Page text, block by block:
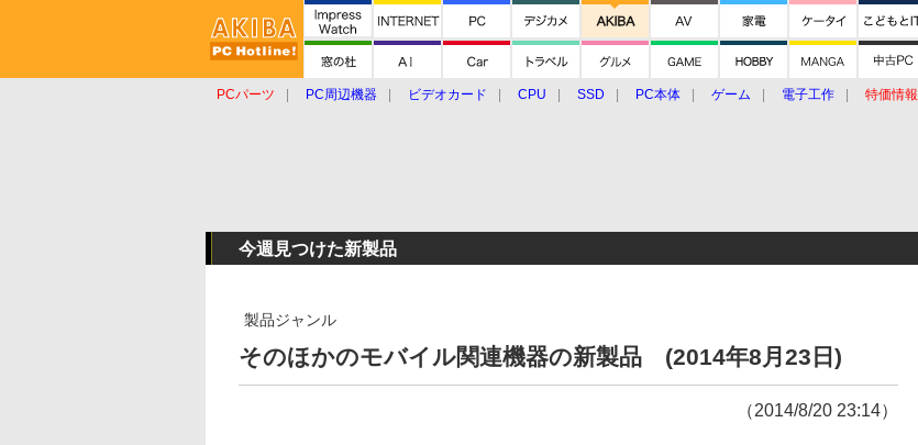
PCパーツ PC周辺機器 ビデオカード CPU SSD PC本体 ゲーム 電子工作 特価情報
今週見つけた新製品
製品ジャンル
そのほかのモバイル関連機器の新製品 (2014年8月23日)
（2014/8/20 23:14）